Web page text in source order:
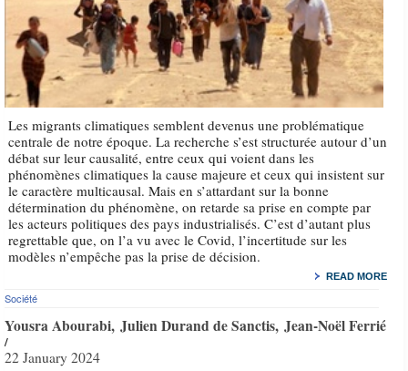
Les migrants climatiques semblent devenus une problématique
centrale de notre époque. La recherche s’est structurée autour d’un
débat sur leur causalité, entre ceux qui voient dans les
phénomènes climatiques la cause majeure et ceux qui insistent sur
le caractère multicausal. Mais en s’attardant sur la bonne
détermination du phénomène, on retarde sa prise en compte par
les acteurs politiques des pays industrialisés. C’est d’autant plus
regrettable que, on l’a vu avec le Covid, l’incertitude sur les
modèles n’empêche pas la prise de décision.
READ MORE
Société
Yousra Abourabi Julien Durand de Sanctis Jean-Noël Ferrié
22 January 2024